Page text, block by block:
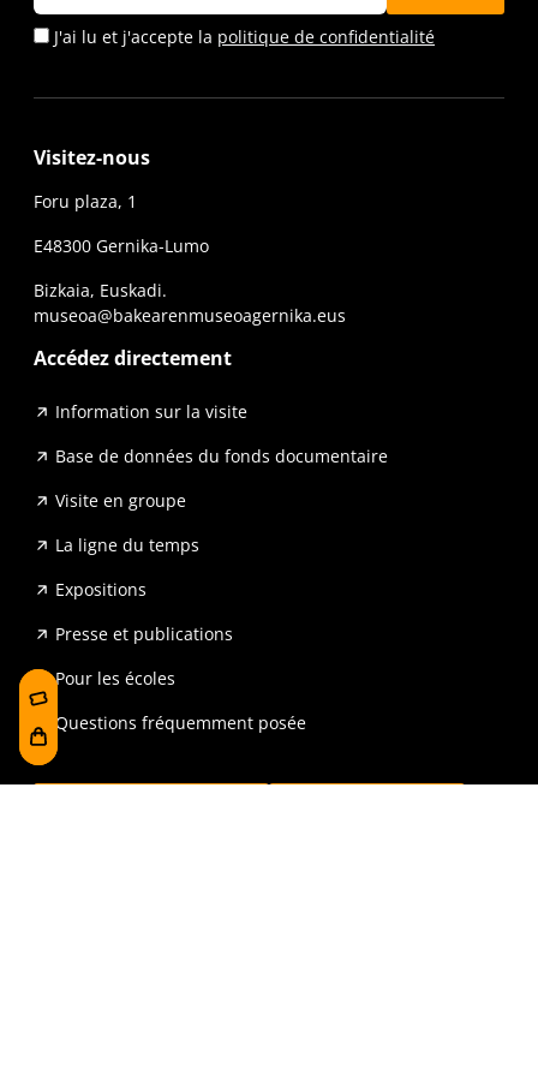
J'ai lu et j'accepte la politique de confidentialité
Visitez-nous
Foru plaza, 1
E48300 Gernika-Lumo
Bizkaia, Euskadi.
museoa@bakearenmuseoagernika.eus
Accédez directement
Information sur la visite
Base de données du fonds documentaire
Visite en groupe
La ligne du temps
Expositions
Presse et publications
Pour les écoles
Questions fréquemment posée